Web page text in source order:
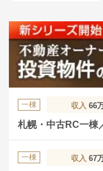
一棟 収入 66
札幌・中古RC一棟
一棟 収入 67